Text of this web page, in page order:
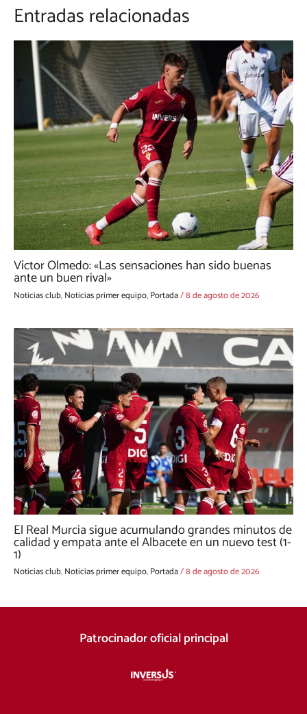
Entradas relacionadas
Víctor Olmedo: «Las sensaciones han sido buenas
ante un buen rival»
Noticias club,Noticias primer equipo,Portada/8 de agosto de 2026
El Real Murcia sigue acumulando grandes minutos de
calidad y empata ante el Albacete en un nuevo test (1-
1)
Noticias club,Noticias primer equipo,Portada/8 de agosto de 2026
Patrocinador oficial principal